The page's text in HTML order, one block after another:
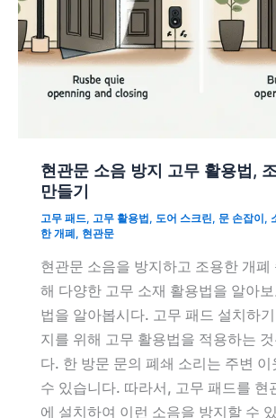
현관문 소음 방지 고무 활용법,
만들기
고무 패드, 고무 활용법 , 도어 스크린, 문 손잡이 ,
한 개폐 , 현관문
현관문 소음을 방지하고 조용한 개폐
해 다양한 고무 소재 활용법을 알아
법을 알아봅시다. 고무 패드 설치하
지를 위해 고무 활용법을 적용하는
다. 한 방문 문의 폐쇄 소리는 주변
수 있습니다. 따라서, 고무 패드를 현
에 설치하여 이런 소음을 방지할 수